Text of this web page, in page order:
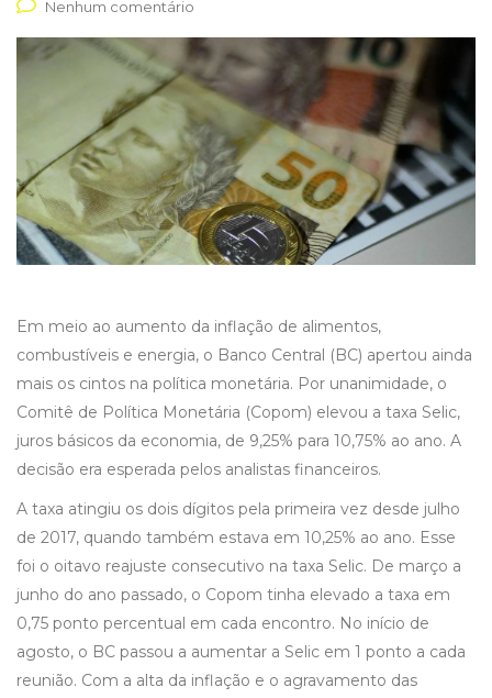
Nenhum comentário
Em meio ao aumento da inflação de alimentos,
combustíveis e energia, o Banco Central (BC) apertou ainda
mais os cintos na política monetária. Por unanimidade, o
Comitê de Política Monetária (Copom) elevou a taxa Selic,
juros básicos da economia, de 9,25% para 10,75% ao ano. A
decisão era esperada pelos analistas financeiros.
A taxa atingiu os dois dígitos pela primeira vez desde julho
de 2017, quando também estava em 10,25% ao ano. Esse
foi o oitavo reajuste consecutivo na taxa Selic. De março a
junho do ano passado, o Copom tinha elevado a taxa em
0,75 ponto percentual em cada encontro. No início de
agosto, o BC passou a aumentar a Selic em 1 ponto a cada
reunião. Com a alta da inflação e o agravamento das